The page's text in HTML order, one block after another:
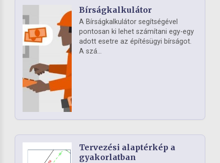
Bírságkalkulátor
A Bírságkalkulátor segítségével
pontosan ki lehet számítani egy-egy
adott esetre az építésügyi bírságot.
A szá...
Tervezési alaptérkép a
gyakorlatban